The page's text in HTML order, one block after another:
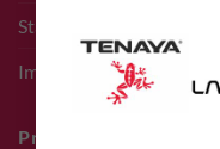
Standort – Adresse
Impressum
Pro Deals &